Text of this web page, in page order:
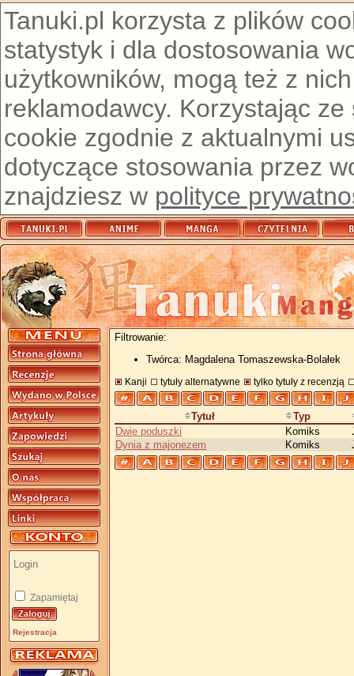
Tanuki.pl korzysta z plików
statystyk i dla dostosowania
użytkowników, mogą też z
reklamodawcy. Korzystając
cookie zgodnie z aktualnymi
dotyczące stosowania przez
znajdziesz w polityce
Zapamiętaj
Rejestracja
Filtrowanie:
Twórca: Magdalena Tomaszewska-Bolałek
Kanji tytuły alternatywne tylko tytuły z recenzją
Tytuł
Typ
Dwie poduszki
Komiks
Dynia z majonezem
Komiks